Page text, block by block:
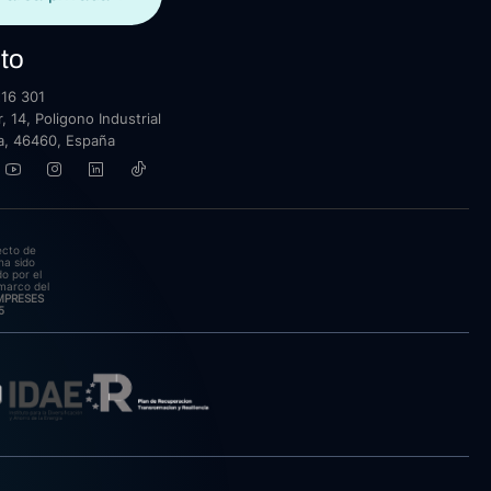
301
14, Poligono Industrial
46460, España
de
sido
por el
del